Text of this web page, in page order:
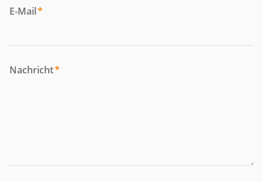
E-Mail*
Nachricht*